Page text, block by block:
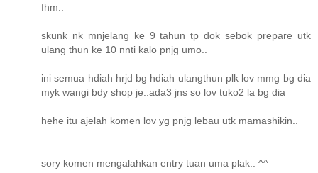
fhm..
skunk nk mnjelang ke 9 tahun tp dok sebok prepare utk
ulang thun ke 10 nnti kalo pnjg umo..
ini semua hdiah hrjd bg hdiah ulangthun plk lov mmg bg dia
myk wangi bdy shop je..ada3 jns so lov tuko2 la bg dia
hehe itu ajelah komen lov yg pnjg lebau utk mamashikin..
sory komen mengalahkan entry tuan uma plak.. ^^